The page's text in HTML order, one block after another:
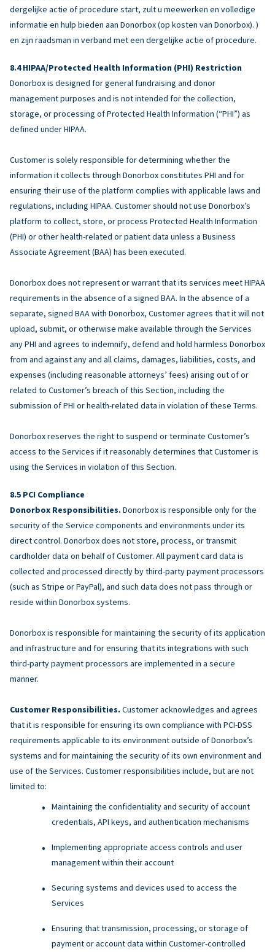
dergelijke actie of procedure start, zult u meewerken en volledige
informatie en hulp bieden aan Donorbox (op kosten van Donorbox). )
en zijn raadsman in verband met een dergelijke actie of procedure.
HIPAA/Protected Health Information (PHI) Restriction
Donorbox is designed for general fundraising and donor
management purposes and is not intended for the collection,
storage, or processing of Protected Health Information (“PHI”) as
defined under HIPAA.
Customer is solely responsible for determining whether the
information it collects through Donorbox constitutes PHI and for
ensuring their use of the platform complies with applicable laws and
regulations, including HIPAA. Customer should not use Donorbox’s
platform to collect, store, or process Protected Health Information
(PHI) or other health-related or patient data unless a Business
Associate Agreement (BAA) has been executed.
Donorbox does not represent or warrant that its services meet HIPAA
requirements in the absence of a signed BAA. In the absence of a
separate, signed BAA with Donorbox, Customer agrees that it will not
upload, submit, or otherwise make available through the Services
any PHI and agrees to indemnify, defend and hold harmless Donorbox
from and against any and all claims, damages, liabilities, costs, and
expenses (including reasonable attorneys’ fees) arising out of or
related to Customer’s breach of this Section, including the
submission of PHI or health-related data in violation of these Terms.
Donorbox reserves the right to suspend or terminate Customer’s
access to the Services if it reasonably determines that Customer is
using the Services in violation of this Section.
PCI Compliance
Donorbox Responsibilities. Donorbox is responsible only for the
security of the Service components and environments under its
direct control. Donorbox does not store, process, or transmit
cardholder data on behalf of Customer. All payment card data is
collected and processed directly by third-party payment processors
(such as Stripe or PayPal), and such data does not pass through or
reside within Donorbox systems.
Donorbox is responsible for maintaining the security of its application
and infrastructure and for ensuring that its integrations with such
third-party payment processors are implemented in a secure
manner.
Customer Responsibilities. Customer acknowledges and agrees
that it is responsible for ensuring its own compliance with PCI-DSS
requirements applicable to its environment outside of Donorbox’s
systems and for maintaining the security of its own environment and
use of the Services. Customer responsibilities include, but are not
limited to:
Maintaining the confidentiality and security of account
credentials, API keys, and authentication mechanisms
Implementing appropriate access controls and user
management within their account
Securing systems and devices used to access the
Services
Ensuring that transmission, processing, or storage of
payment or account data within Customer-controlled